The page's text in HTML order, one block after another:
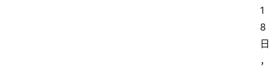
1
8
日
，